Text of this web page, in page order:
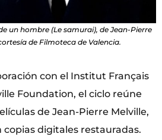
un hombre (Le samurai), de Jean-Pierre
de Filmoteca de Valencia.
con el Institut Français
Foundation, el ciclo reúne
de Jean-Pierre Melville,
digitales restauradas.